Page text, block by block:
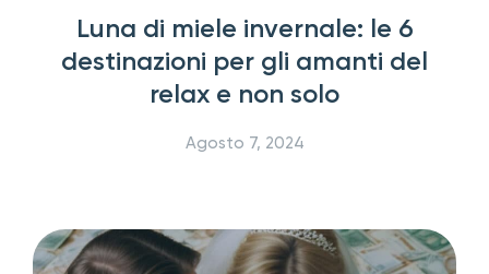
Luna di miele invernale: le 6
destinazioni per gli amanti del
relax e non solo
Agosto 7, 2024